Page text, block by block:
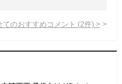
てのおすすめコメント (2件) >